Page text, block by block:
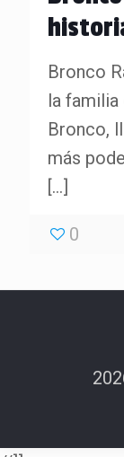
Bronco
la familia
Bronco,
más
[…]
0